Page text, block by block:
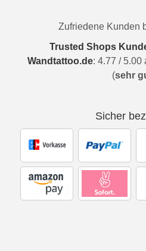
Zufriedene Kunden
Trusted Shops
Wandtattoo.de: 4.77 / 5.00
(sehr
Sicher